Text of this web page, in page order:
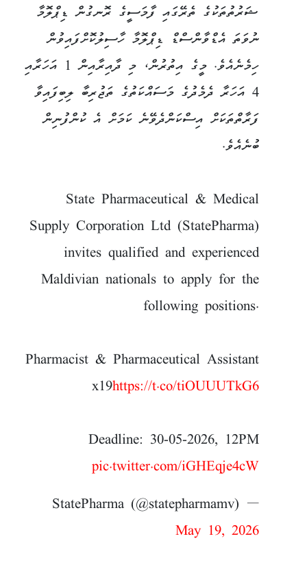
ޝަރުތުތަކުގެ ތެރޭގައި ފާމަސީގެ ރޮނގުން ޑިޕްލޮމާ
ނުވަތަ އެޑްވާންސްޑް ޑިޕްލޮމާ ހާސިލުކޮށްފައިވުން
ހިމެނެއެވެ. މީގެ އިތުރުން، މި ދާއިރާއިން 1 އަހަރާއި
4 އަހަރާ ދެމެދުގެ މަސައްކަތުގެ ތަޖުރިބާ ލިބިފައިވާ
ފަރާތްތަކަށް އިސްކަންދެވޭނެ ކަމަށް އެ ކުންފުނިން
ބުނެއެވެ.
State Pharmaceutical & Medical
Supply Corporation Ltd (StatePharma)
invites qualified and experienced
Maldivian nationals to apply for the
following positions.
Pharmacist & Pharmaceutical Assistant
x19https://t.co/tiOUUUTkG6
Deadline: 30-05-2026, 12PM
pic.twitter.com/iGHEqje4cW
— StatePharma (@statepharmamv)
May 19, 2026